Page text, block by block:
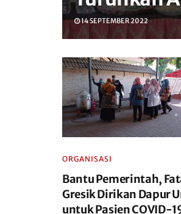
14 SEPTEMBER 2022
ORGANISASI
Bantu Pemerintah,
Gresik Dirikan Dapur
untuk Pasien COVID-